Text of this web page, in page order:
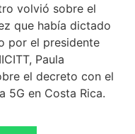
volvió sobre el
que había dictado
por el presidente
Paula
el decreto con el
5G en Costa Rica.